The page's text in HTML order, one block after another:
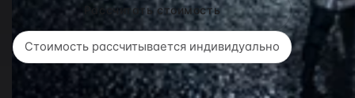
Рассчитать стоимость
Стоимость рассчитывается индивидуально